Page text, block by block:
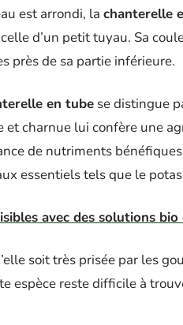
est arrondi, la chanterelle
d’un petit tuyau. Sa
près de sa partie inférieure.
en tube se distingue
et charnue lui confère une
de nutriments
essentiels tels que le
avec des solutions bio
soit très prisée par les
espèce reste difficile à